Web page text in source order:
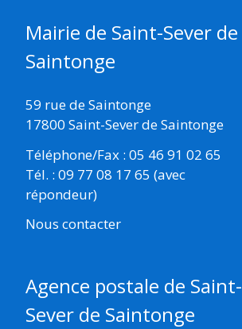
Mairie de Saint-Sever de
Saintonge
59 rue de Saintonge
17800 Saint-Sever de Saintonge
Téléphone/Fax : 05 46 91 02 65
Tél. : 09 77 08 17 65 (avec
répondeur)
Nous contacter
Agence postale de Saint-
Sever de Saintonge